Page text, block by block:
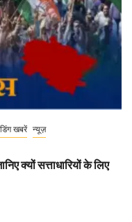
खबरें न्यूज़
क्यों सत्ताधारियों के लिए